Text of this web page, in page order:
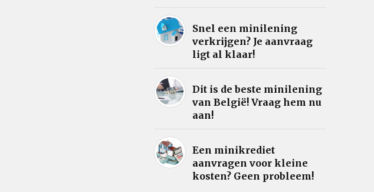
Snel een minilening
verkrijgen? Je aanvraag
ligt al klaar!
Dit is de beste minilening
van België! Vraag hem nu
aan!
Een minikrediet
aanvragen voor kleine
kosten? Geen probleem!